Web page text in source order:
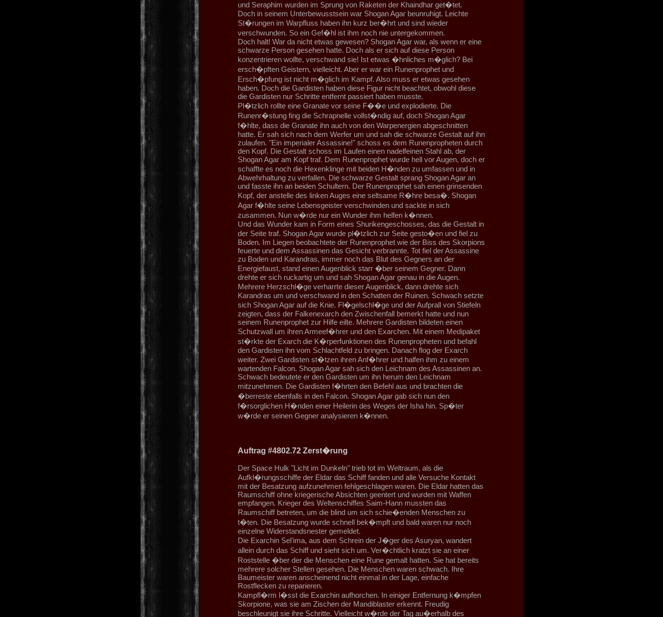
und Seraphim wurden im Sprung von Raketen der Khaindhar get�tet.
Doch in seinem Unterbewusstsein war Shogan Agar beunruhigt. Leichte
St�rungen im Warpfluss haben ihn kurz ber�hrt und sind wieder
verschwunden. So ein Gef�hl ist ihm noch nie untergekommen.
Doch halt! War da nicht etwas gewesen? Shogan Agar war, als wenn er eine
schwarze Person gesehen hatte. Doch als er sich auf diese Person
konzentrieren wollte, verschwand sie! Ist etwas �hnliches m�glich? Bei
ersch�pften Geistern, vielleicht. Aber er war ein Runenprophet und
Ersch�pfung ist nicht m�glich im Kampf. Also muss er etwas gesehen
haben. Doch die Gardisten haben diese Figur nicht beachtet, obwohl diese
die Gardisten nur Schritte entfernt passiert haben musste.
Pl�tzlich rollte eine Granate vor seine F��e und explodierte. Die
Runenr�stung fing die Schrapnelle vollst�ndig auf, doch Shogan Agar
f�hlte, dass die Granate ihn auch von den Warpenergien abgeschnitten
hatte. Er sah sich nach dem Werfer um und sah die schwarze Gestalt auf ihn
zulaufen. "Ein imperialer Assassine!" schoss es dem Runenpropheten durch
den Kopf. Die Gestalt schoss im Laufen einen nadelfeinen Stahl ab, der
Shogan Agar am Kopf traf. Dem Runenprophet wurde hell vor Augen, doch er
schaffte es noch die Hexenklinge mit beiden H�nden zu umfassen und in
Abwehrhaltung zu verfallen. Die schwarze Gestalt sprang Shogan Agar an
und fasste ihn an beiden Schultern. Der Runenprophet sah einen grinsenden
Kopf, der anstelle des linken Auges eine seltsame R�hre besa�. Shogan
Agar f�hlte seine Lebensgeister verschwinden und sackte in sich
zusammen. Nun w�rde nur ein Wunder ihm helfen k�nnen.
Und das Wunder kam in Form eines Shurikengeschosses, das die Gestalt in
der Seite traf. Shogan Agar wurde pl�tzlich zur Seite gesto�en und fiel zu
Boden. Im Liegen beobachtete der Runenprophet wie der Biss des Skorpions
feuerte und dem Assassinen das Gesicht verbrannte. Tot fiel der Assassine
zu Boden und Karandras, immer noch das Blut des Gegners an der
Energiefaust, stand einen Augenblick starr �ber seinem Gegner. Dann
drehte er sich ruckartig um und sah Shogan Agar genau in die Augen.
Mehrere Herzschl�ge verharrte dieser Augenblick, dann drehte sich
Karandras um und verschwand in den Schatten der Ruinen. Schwach setzte
sich Shogan Agar auf die Knie. Fl�gelschl�ge und der Aufprall von Stiefeln
zeigten, dass der Falkenexarch den Zwischenfall bemerkt hatte und nun
seinem Runenprophet zur Hilfe eilte. Mehrere Gardisten bildeten einen
Schutzwall um ihren Armeef�hrer und den Exarchen. Mit einem Medipaket
st�rkte der Exarch die K�rperfunktionen des Runenpropheten und befahl
den Gardisten ihn vom Schlachtfeld zu bringen. Danach flog der Exarch
weiter. Zwei Gardisten st�tzen ihren Anf�hrer und halfen ihm zu einem
wartenden Falcon. Shogan Agar sah sich den Leichnam des Assassinen an.
Schwach bedeutete er den Gardisten um ihn herum den Leichnam
mitzunehmen. Die Gardisten f�hrten den Befehl aus und brachten die
�berreste ebenfalls in den Falcon. Shogan Agar gab sich nun den
f�rsorglichen H�nden einer Heilerin des Weges der Isha hin. Sp�ter
w�rde er seinen Gegner analysieren k�nnen.
Auftrag #4802.72 Zerst�rung
Der Space Hulk "Licht im Dunkeln" trieb tot im Weltraum, als die
Aufkl�rungsschiffe der Eldar das Schiff fanden und alle Versuche Kontakt
mit der Besatzung aufzunehmen fehlgeschlagen waren. Die Eldar hatten das
Raumschiff ohne kriegerische Absichten geentert und wurden mit Waffen
empfangen. Krieger des Weltenschiffes Saim-Hann mussten das
Raumschiff betreten, um die blind um sich schie�enden Menschen zu
t�ten. Die Besatzung wurde schnell bek�mpft und bald waren nur noch
einzelne Widerstandsnester gemeldet.
Die Exarchin Sel'ima, aus dem Schrein der J�ger des Asuryan, wandert
allein durch das Schiff und sieht sich um. Ver�chtlich kratzt sie an einer
Roststelle �ber der die Menschen eine Rune gemalt hatten. Sie hat bereits
mehrere solcher Stellen gesehen. Die Menschen waren schwach. Ihre
Baumeister waren anscheinend nicht einmal in der Lage, einfache
Rostflecken zu reparieren.
Kampfl�rm l�sst die Exarchin aufhorchen. In einiger Entfernung k�mpfen
Skorpione, was sie am Zischen der Mandiblaster erkennt. Freudig
beschleunigt sie ihre Schritte. Vielleicht w�rde der Tag au�erhalb des